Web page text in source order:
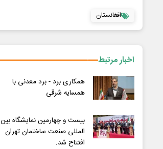
افغانستان
اخبار مرتبط
همکاری برد - برد معدنی با
همسایه شرقی
بیست و چهارمین نمایشگاه بین
المللی صنعت ساختمان تهران
افتتاح شد.